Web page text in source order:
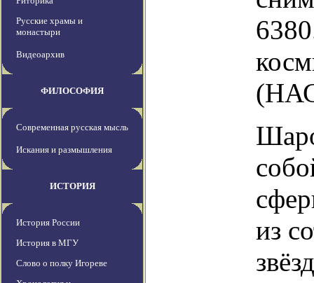
Русские храмы и
монастыри
Видеоархив
ФИЛОСОФИЯ
Современная русская мысль
Искания и размышления
ИСТОРИЯ
История России
История в МГУ
Слово о полку Игореве
из